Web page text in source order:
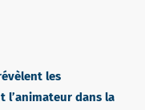
les
l’animateur dans la